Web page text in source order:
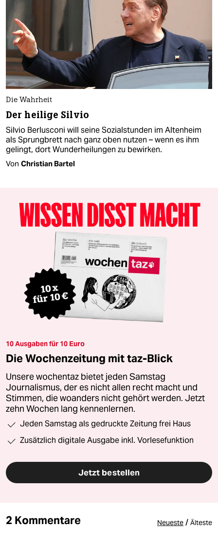
Die Wahrheit
Der heilige Silvio
Silvio Berlusconi will seine Sozialstunden im Altenheim
als Sprungbrett nach ganz oben nutzen – wenn es ihm
gelingt, dort Wunderheilungen zu bewirken.
Von Christian Bartel
10 Ausgaben für 10 Euro
Die Wochenzeitung mit taz-Blick
Unsere wochentaz bietet jeden Samstag
Journalismus, der es nicht allen recht macht und
Stimmen, die woanders nicht gehört werden. Jetzt
zehn Wochen lang kennenlernen.
Jeden Samstag als gedruckte Zeitung frei Haus
Zusätzlich digitale Ausgabe inkl. Vorlesefunktion
Jetzt bestellen
2 Kommentare Neueste / Älteste